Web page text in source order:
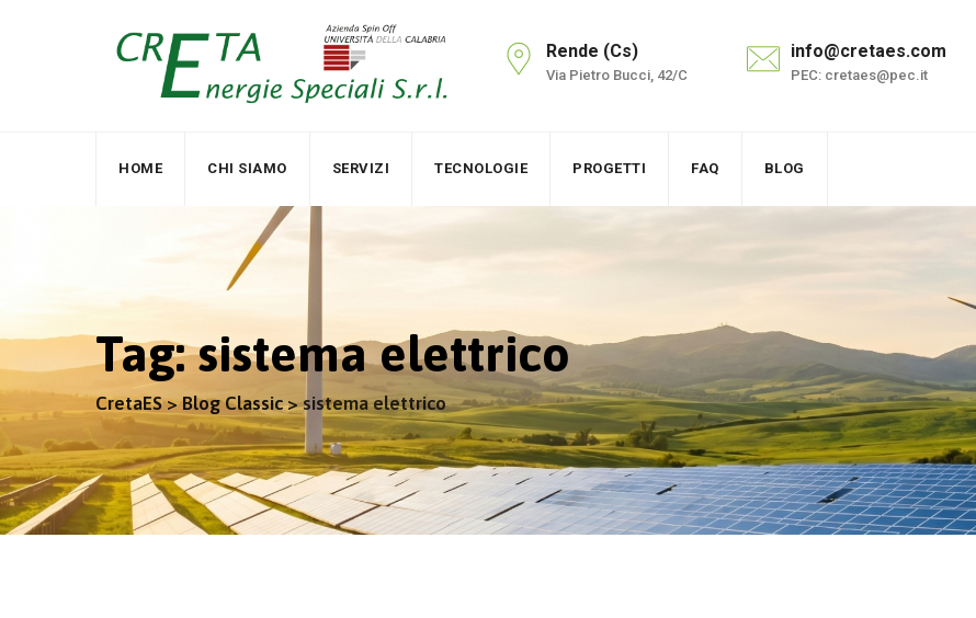
Rende (Cs)
Via Pietro Bucci, 42/C
info@cretaes.com
PEC: cretaes@pec.it
HOME CHI SIAMO SERVIZI TECNOLOGIE PROGETTI FAQ BLOG
Tag: sistema elettrico
CretaES>Blog Classic>sistema elettrico